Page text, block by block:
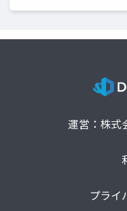
運営：株式
プライ